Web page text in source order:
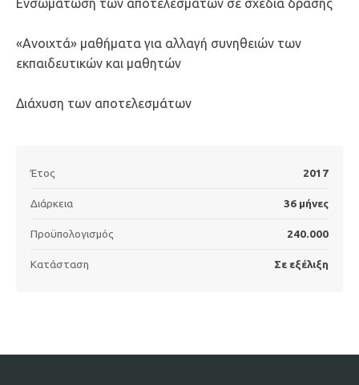
Ενσωμάτωση των αποτελεσμάτων σε σχέδια δράσης
«Ανοιχτά» μαθήματα για αλλαγή συνηθειών των
εκπαιδευτικών και μαθητών
Διάχυση των αποτελεσμάτων
Έτος 2017
Διάρκεια 36 μήνες
Προϋπολογισμός 240.000
Κατάσταση Σε εξέλιξη